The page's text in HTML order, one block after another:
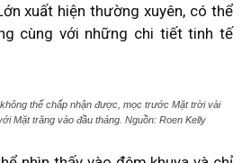
xuất hiện thường xuyên, có thể
cùng với những chi tiết tinh tế
thể chấp nhận được, mọc trước Mặt trời vài
Mặt trăng vào đầu tháng. Nguồn: Roen Kelly